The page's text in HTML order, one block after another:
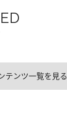
テンツ一覧を見る